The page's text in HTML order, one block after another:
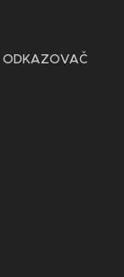
ODKAZOVAČ